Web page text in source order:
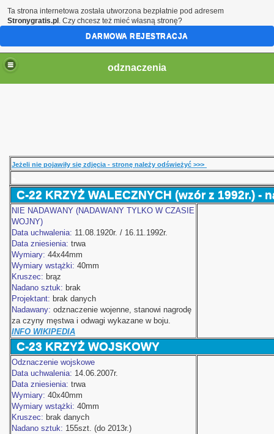
odznaczenia
Jeżeli nie pojawiły się zdjęcia - stronę należy odświeżyć >>>
C-22 KRZYŻ WALECZNYCH (wzór z 1992r.) -
NIE NADAWANY (NADAWANY TYLKO W CZASIE
WOJNY)
Data uchwalenia: 11.08.1920r. / 16.11.1992r.
Data zniesienia: trwa
Wymiary: 44x44mm
Wymiary wstążki: 40mm
Kruszec: brąz
Nadano sztuk: brak
Projektant: brak danych
Nadawany: odznaczenie wojenne, stanowi nagrodę
za czyny męstwa i odwagi wykazane w boju.
INFO WIKIPEDIA
C-23 KRZYŻ WOJSKOWY
Odznaczenie wojskowe
Data uchwalenia: 14.06.2007r.
Data zniesienia: trwa
Wymiary: 40x40mm
Wymiary wstążki: 40mm
Kruszec: brak danych
Nadano sztuk: 155szt. (do 2013r.)
Ta strona internetowa została utworzona bezpłatnie pod adresem
Stronygratis.pl . Czy chcesz też mieć własną stronę?
DARMOWA REJESTRACJA